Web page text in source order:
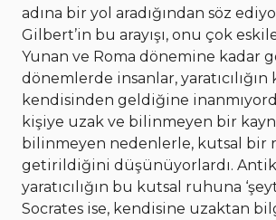
adına bir yol aradığından söz
Gilbert’in bu arayışı, onu çok
Yunan ve Roma dönemine kadar
dönemlerde insanlar, yaratıcılığın
kendisinden geldiğine
kişiye uzak ve bilinmeyen bir
bilinmeyen nedenlerle, kutsal bir
getirildiğini düşünüyorlardı.
yaratıcılığın bu kutsal ruhuna
Socrates ise, kendisine uzaktan